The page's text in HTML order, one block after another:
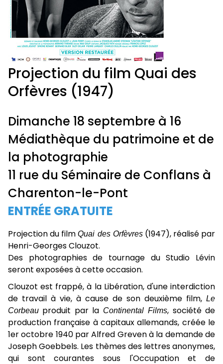
Projection du film Quai des
Orfèvres (1947)
Dimanche 18 septembre à 16
Médiathèque du patrimoine et de
la photographie
11 rue du Séminaire de Conflans à
Charenton-le-Pont
ENTRÉE GRATUITE
Projection du filmQuai des Orfèvres(1947), réalisé par
Henri-Georges Clouzot.
Des photographies de tournage du Studio Lévin
seront exposées à cette occasion.
Clouzot est frappé, à la Libération, d'une interdiction
de travail à vie, à cause de son deuxième film, Le
Corbeau produit par la Continental Films, société de
production française à capitaux allemands, créée le
1er octobre 1940 par Alfred Greven à la demande de
Joseph Goebbels. Les thèmes des lettres anonymes,
qui sont courantes sous l'Occupation et de